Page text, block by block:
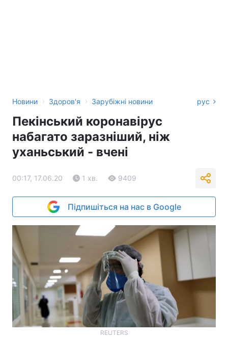
Новини › Здоров'я › Зарубіжні новини рус
Пекінський коронавірус
набагато заразніший, ніж
уханьський - вчені
00:17, 17.06.20 1 хв. 9409
Підпишіться на нас в Google
REUTERS